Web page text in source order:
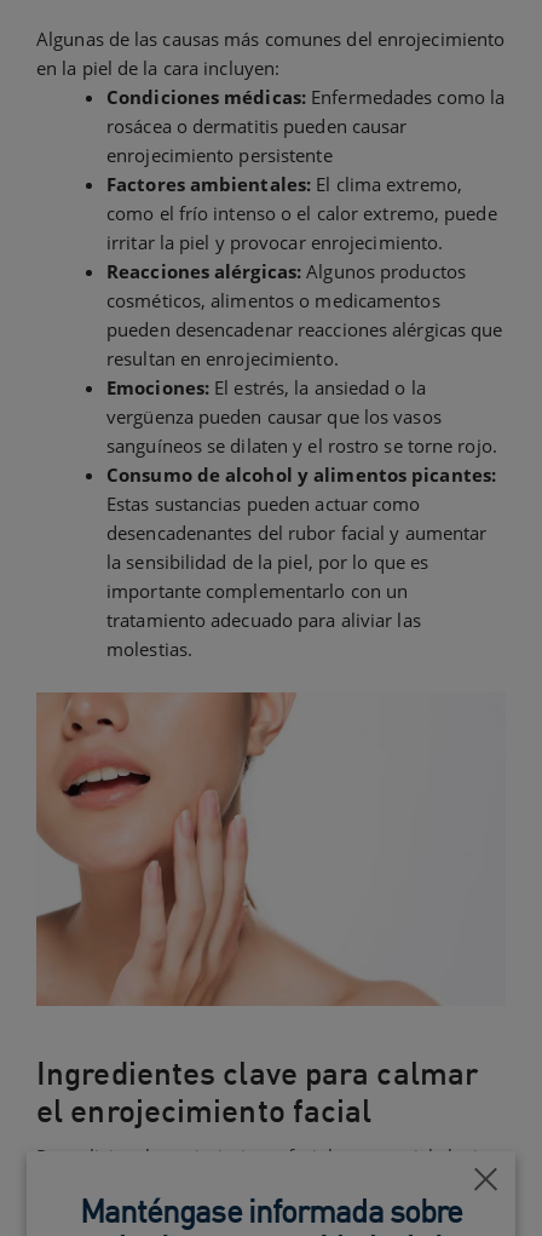
Algunas de las causas más comunes del enrojecimiento
en la piel de la cara incluyen:
Condiciones médicas: Enfermedades como la
rosácea o dermatitis pueden causar
enrojecimiento persistente
Factores ambientales: El clima extremo,
como el frío intenso o el calor extremo, puede
irritar la piel y provocar enrojecimiento.
Reacciones alérgicas:Algunos productos
cosméticos, alimentos o medicamentos
pueden desencadenar reacciones alérgicas que
resultan en enrojecimiento.
Emociones: El estrés, la ansiedad o la
vergüenza pueden causar que los vasos
sanguíneos se dilaten y el rostro se torne rojo.
Consumo de alcohol y alimentos picantes:
Estas sustancias pueden actuar como
desencadenantes del rubor facial y aumentar
la sensibilidad de la piel, por lo que es
importante complementarlo con un
tratamiento adecuado para aliviar las
molestias.
Ingredientes clave para calmar
el enrojecimiento facial
Para aliviar el enrojecimiento facial, es esencial elegir
reparadores. A continuación, destacamos algunos de
Cerca
Manténgase informada sobre